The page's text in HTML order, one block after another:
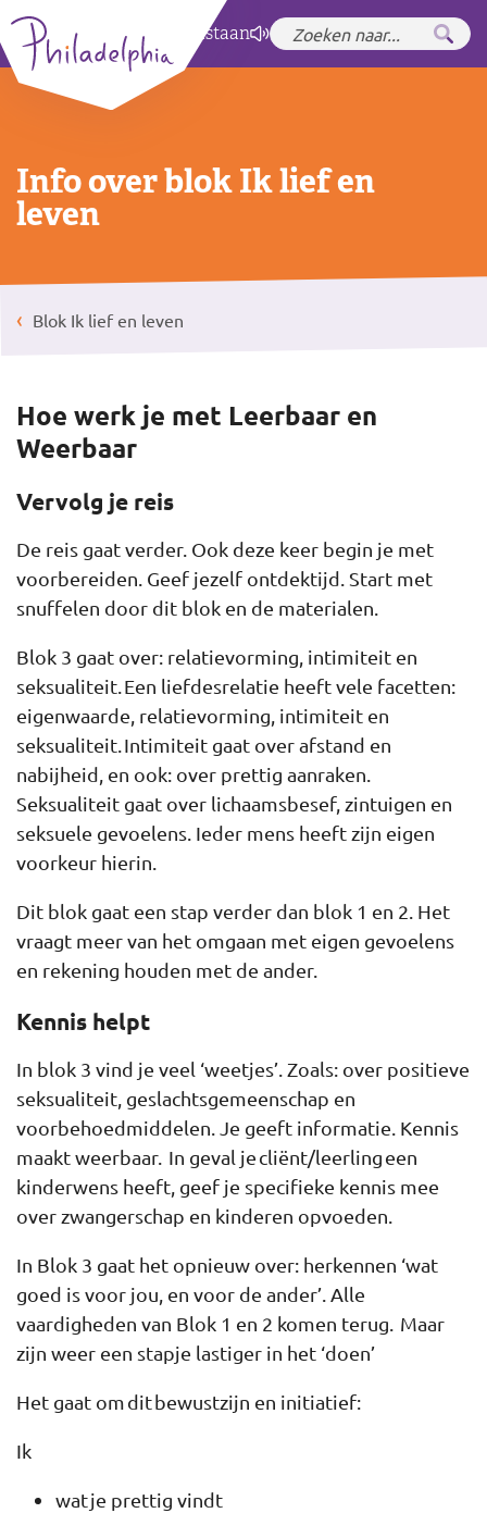
Zet hoog contrastaan
Info over blok Ik lief en
leven
Blok Ik lief en leven
Hoe werk je met Leerbaar en
Weerbaar
Vervolg je reis
De reis gaat verder. Ook deze keer begin je met
voorbereiden. Geef jezelf ontdektijd. Start met
snuffelen door dit blok en de materialen.
Blok 3 gaat over: relatievorming, intimiteit en
seksualiteit. Een liefdesrelatie heeft vele facetten:
eigenwaarde, relatievorming, intimiteit en
seksualiteit. Intimiteit gaat over afstand en
nabijheid, en ook: over prettig aanraken.
Seksualiteit gaat over lichaamsbesef, zintuigen en
seksuele gevoelens. Ieder mens heeft zijn eigen
voorkeur hierin.
Dit blok gaat een stap verder dan blok 1 en 2. Het
vraagt meer van het omgaan met eigen gevoelens
en rekening houden met de ander.
Kennis helpt
In blok 3 vind je veel ‘weetjes’. Zoals: over positieve
seksualiteit, geslachtsgemeenschap en
voorbehoedmiddelen. Je geeft informatie. Kennis
maakt weerbaar. In geval je cliënt/leerling een
kinderwens heeft, geef je specifieke kennis mee
over zwangerschap en kinderen opvoeden.
In Blok 3 gaat het opnieuw over: herkennen ‘wat
goed is voor jou, en voor de ander’. Alle
vaardigheden van Blok 1 en 2 komen terug. Maar
zijn weer een stapje lastiger in het ‘doen’
Het gaat om dit bewustzijn en initiatief:
Ik
wat je prettig vindt